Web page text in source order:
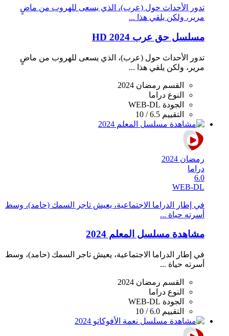
تدور الأحداث حول (عرب)، الذي يسعى للهروب من ماضٍ
مرير، ولكن يلقي هذا ...
مسلسل حق عرب 2024 HD
تدور الأحداث حول (عرب)، الذي يسعى للهروب من ماضٍ
مرير، ولكن يلقي هذا ...
القسم رمضان 2024
النوع دراما
الجودة WEB-DL
التقييم 6.5 / 10
رمضان 2024
دراما
6.0
WEB-DL
في إطار الدراما الاجتماعية، يعيش تاجر السمك (حامد)، وسط
أسرته حياة ...
مشاهدة مسلسل المعلم 2024
في إطار الدراما الاجتماعية، يعيش تاجر السمك (حامد)، وسط
أسرته حياة ...
القسم رمضان 2024
النوع دراما
الجودة WEB-DL
التقييم 6.0 / 10